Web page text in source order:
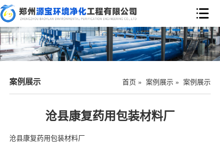

案例展示 首页 »案例展示 »案例展示
沧县康复药用包装材料厂
沧县康复药用包装材料厂